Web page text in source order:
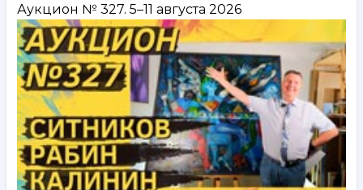
Аукцион № 327. 5–11 августа 2026